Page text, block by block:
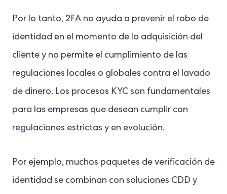
Por lo tanto, 2FA no ayuda a prevenir el robo de
identidad en el momento de la adquisición del
cliente y no permite el cumplimiento de las
regulaciones locales o globales contra el lavado
de dinero. Los procesos KYC son fundamentales
para las empresas que desean cumplir con
regulaciones estrictas y en evolución.
Por ejemplo, muchos paquetes de verificación de
identidad se combinan con soluciones CDD y